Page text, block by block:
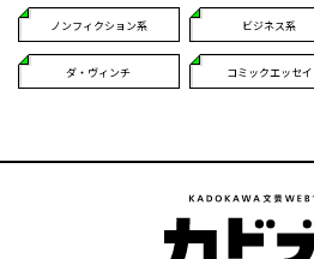
ノンフィクション系 ビジネス系
ダ・ヴィンチ コミックエッセイ